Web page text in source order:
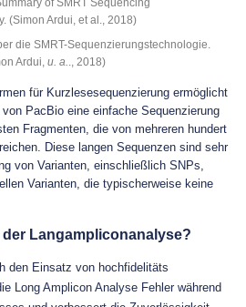
die SMRT-Sequenzierungstechnologie.
Ardui, u. a. ., 2018)
für Kurzlesesequenzierung ermöglicht
PacBio eine einfache Sequenzierung
Fragmenten, die von mehreren hundert
Diese langen Sequenzen sind sehr
von Varianten, einschließlich SNPs,
Varianten, die typischerweise keine
Langampliconanalyse?
den Einsatz von hochfidelitäts
Long Amplicon Analyse Fehler während